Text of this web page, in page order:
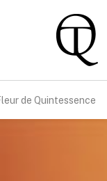
de Quintessence